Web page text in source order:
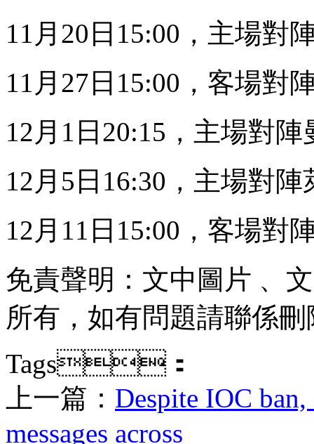
11月20日15:00，主場對
11月27日15:00，客場
12月1日20:15，主場對
12月5日16:30，主場對
12月11日15:00，客場
免責聲明：文中圖片 
所有，如有問題請聯係刪
Tags：
上一篇： Despite IOC
messages across